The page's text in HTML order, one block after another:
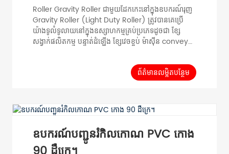
Roller Gravity Roller ជាមួយដែកកេះនៅក្នុងឧបករណ៍រុញ
Gravity Roller (Light Duty Roller) ត្រូវបានគេប្រើ
យ៉ាងទូលំទូលាយនៅក្នុងឧស្សាហកម្មគ្រប់ប្រភេទដូចជា ខ្សែ
សង្វាក់ផលិតកម្ម បន្ទាត់ដំឡើង ខ្សែវេចខ្ចប់ ម៉ាស៊ីន conveyor
កម្រាស់បំពង់ T (mm) ប្រវែង Roller RL (mm) Shaft
Diameter d (mm) Tube Material Surface
PH50 φ 50 T=1.5 100-1000 φ 12,15 ដែកអ៊ីណុកដែក
ព័ត៌មានលម្អិតបន្ថែម
ឧបករណ៍បញ្ជូនរំកិលកោណ PVC កោង